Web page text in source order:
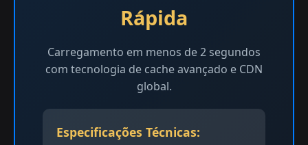
Rápida
Carregamento em menos de 2 segundos
com tecnologia de cache avançado e CDN
global.
Especificações Técnicas: